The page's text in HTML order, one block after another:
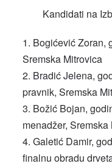
Kandidati na
Bogićević Zoran,
Sremska Mitrovica
Bradić Jelena,
pravnik, Sremska
Božić Bojan,
menadžer, Sremska
Galetić Damir,
finalnu obradu